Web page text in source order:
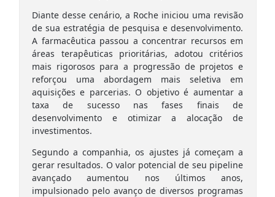
Diante desse cenário, a Roche iniciou uma revisão
de sua estratégia de pesquisa e desenvolvimento.
A farmacêutica passou a concentrar recursos em
áreas terapêuticas prioritárias, adotou critérios
mais rigorosos para a progressão de projetos e
reforçou uma abordagem mais seletiva em
aquisições e parcerias. O objetivo é aumentar a
taxa de sucesso nas fases finais de
desenvolvimento e otimizar a alocação de
investimentos.
Segundo a companhia, os ajustes já começam a
gerar resultados. O valor potencial de seu pipeline
avançado aumentou nos últimos anos,
impulsionado pelo avanço de diversos programas